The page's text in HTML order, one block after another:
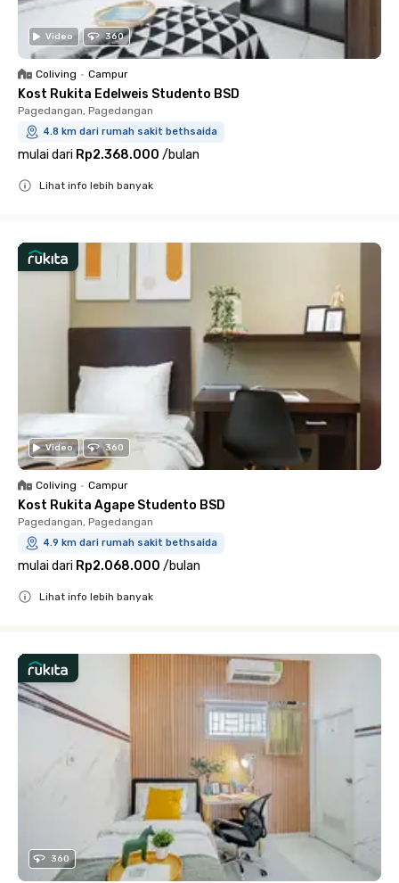
Video 360
Coliving • Campur
Kost Rukita Edelweis Studento BSD
Pagedangan, Pagedangan
4.8 km dari rumah sakit bethsaida
mulai dari Rp2.368.000 /bulan
Lihat info lebih banyak
Video 360
Coliving • Campur
Kost Rukita Agape Studento BSD
Pagedangan, Pagedangan
4.9 km dari rumah sakit bethsaida
mulai dari Rp2.068.000 /bulan
Lihat info lebih banyak
360